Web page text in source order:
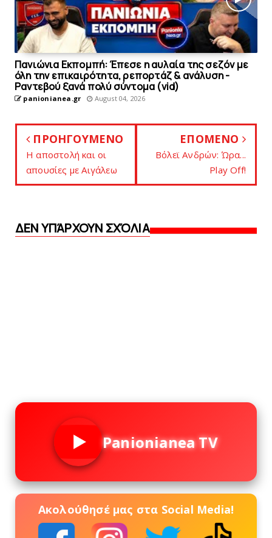
Πανιώνια Εκπομπή: Έπεσε η αυλαία της σεζόν με
όλη την επικαιρότητα, ρεπορτάζ & ανάλυση -
Ραντεβού ξανά πολύ σύντομα (vid)
panionianea.gr August 04, 2026
ΠΡΟΗΓΟΥΜΕΝΟ
Η αποστολή και οι
απουσίες με Aιγάλεω
ΕΠΟΜΕΝΟ
Bόλεϊ Ανδρών: Ώρα...
Play Off!
ΔΕΝ ΥΠΆΡΧΟΥΝ ΣΧΌΛΙΑ
Panionianea TV
Ακολούθησέ μας στα Social Media!